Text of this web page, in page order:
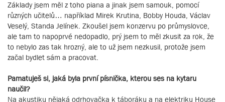
Základy jsem měl z toho piana a jinak jsem samouk, pomocí
různých učitelů… například Mirek Krutina, Bobby Houda, Václav
Veselý, Standa Jelínek. Zkoušel jsem konzervu po průmyslovce,
ale tam to napoprvé nedopadlo, prý jsem to měl zkusit za rok, že
to nebylo zas tak hrozný, ale to už jsem nezkusil, protože jsem
začal bydlet sám a pracovat.
Pamatuješ si, jaká byla první písnička, kterou ses na kytaru
naučil?
Na akustiku nějaká odrhovačka k táboráku a na elektriku House